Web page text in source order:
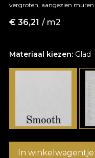
Materiaal kiezen: Glad
vergroten, aangezien
€ 36,21 / m2
In winkelwagentje